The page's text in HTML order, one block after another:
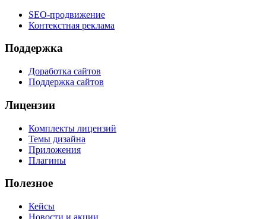
SEO-продвижение
Контекстная реклама
Поддержка
Доработка сайтов
Поддержка сайтов
Лицензии
Комплекты лицензий
Темы дизайна
Приложения
Плагины
Полезное
Кейсы
Новости и акции